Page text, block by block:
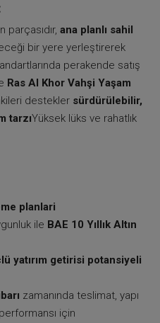
parçasıdır, ana planlı sahil
bir yere yerleştirerek
perakende satış
Ras Al Khor Vahşi Yaşam
destekler sürdürülebilir,
tarzıYüksek lüks ve rahatlık
planlari
ile BAE 10 Yıllık Altın
yatırım getirisi potansiyeli
zamanında teslimat, yapı
için